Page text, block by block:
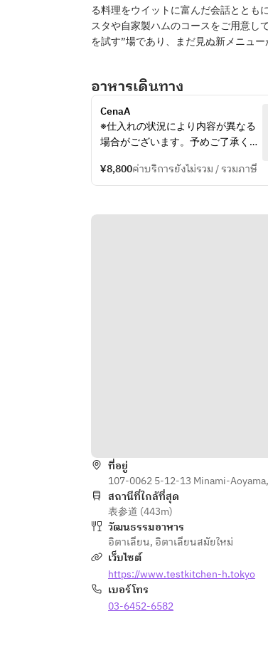
る料理をウイットに富んだ会話ととも
スタや自家製ハムのコースをご用意し
を試す”場であり、まだ見
อาหารเดินทาง
CenaA
※仕入れの状況により内容が異なる
場合がございます。予めご了承くだ
※別途サービス料10%を頂戴してお
ります。
¥8,800ค่าบริการยังไม่รวม / รวมภาษี
ที่อยู่
107-0062 5-12-13 Minami-
สถานีที่ใกล้ที่สุด
表参道 (443m)
วัฒนธรรมอาหาร
อิตาเลียน, อิตาเลียนสมัยใหม่
เว็บไซต์
https://www.testkitchen-h.tokyo
เบอร์โทร
03-6452-6582